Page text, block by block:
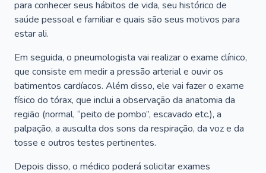
para conhecer seus hábitos de vida, seu histórico de
saúde pessoal e familiar e quais são seus motivos para
estar ali.
Em seguida, o pneumologista vai realizar o exame clínico,
que consiste em medir a pressão arterial e ouvir os
batimentos cardíacos. Além disso, ele vai fazer o exame
físico do tórax, que inclui a observação da anatomia da
região (normal, “peito de pombo”, escavado etc.), a
palpação, a ausculta dos sons da respiração, da voz e da
tosse e outros testes pertinentes.
Depois disso, o médico poderá solicitar exames